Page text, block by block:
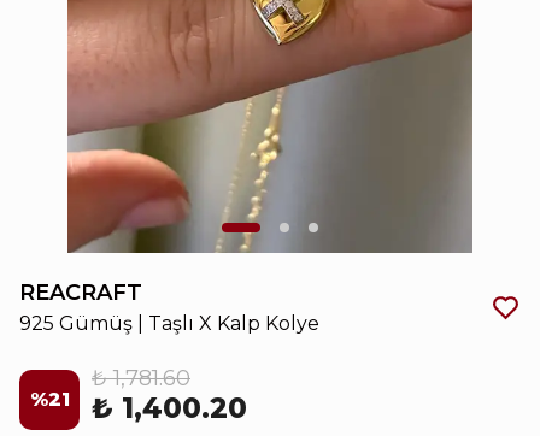
REACRAFT
925 Gümüş | Taşlı X Kalp Kolye
%21
₺ 1,781.60
₺ 1,400.20